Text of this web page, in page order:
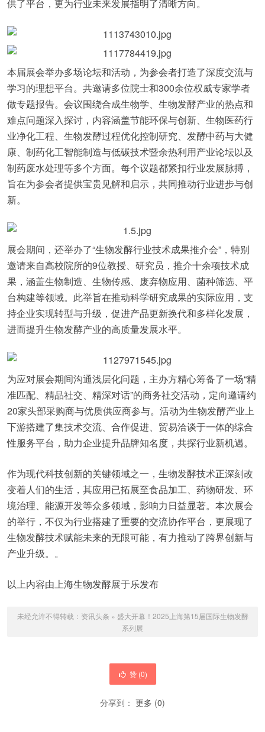
供了平台，更为行业未来发展指明了清晰方向。
本届展会举办多场论坛和活动，为参会者打造了深度交流与
学习的理想平台。共邀请多位院士和300余位权威专家学者
做专题报告。会议围绕合成生物学、生物发酵产业的热点和
难点问题深入探讨，内容涵盖节能环保与创新、生物医药行
业净化工程、生物发酵过程优化控制研究、发酵中药与大健
康、制药化工智能制造与低碳技术暨余热利用产业论坛以及
制药废水处理等多个方面。每个议题都紧扣行业发展脉搏，
旨在为参会者提供宝贵见解和启示，共同推动行业进步与创
新。
展会期间，还举办了“生物发酵行业技术成果推介会”，特别
邀请来自高校院所的9位教授、研究员，推介十余项技术成
果，涵盖生物制造、生物传感、废弃物应用、菌种筛选、平
台构建等领域。此举旨在推动科学研究成果的实际应用，支
持企业实现转型与升级，促进产品更新换代和多样化发展，
进而提升生物发酵产业的高质量发展水平。
为应对展会期间沟通浅层化问题，主办方精心筹备了一场“精
准匹配、精品社交、精深对话”的商务社交活动，定向邀请约
20家头部采购商与优质供应商参与。活动为生物发酵产业上
下游搭建了集技术交流、合作促进、贸易洽谈于一体的综合
性服务平台，助力企业提升品牌知名度，共探行业新机遇。
作为现代科技创新的关键领域之一，生物发酵技术正深刻改
变着人们的生活，其应用已拓展至食品加工、药物研发、环
境治理、能源开发等众多领域，影响力日益显著。本次展会
的举行，不仅为行业搭建了重要的交流协作平台，更展现了
生物发酵技术赋能未来的无限可能，有力推动了跨界创新与
产业升级。。
以上内容由上海生物发酵展于乐发布
未经允许不得转载： 资讯头条 » 盛大开幕！2025上海第15届国际生物发酵
系列展
赞 (0)
分享到： 更多 (0)